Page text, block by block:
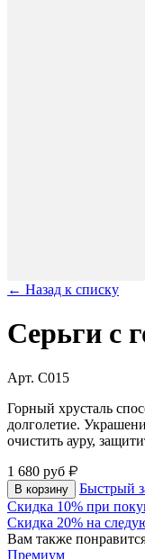
← Назад к списку
Серьги с
Арт. C015
Горный хрусталь
долголетие.
очистить ауру,
1 680 руб
В корзину Быстрый
Скидка 10% при
Скидка 20% на
Вам также
Премиум